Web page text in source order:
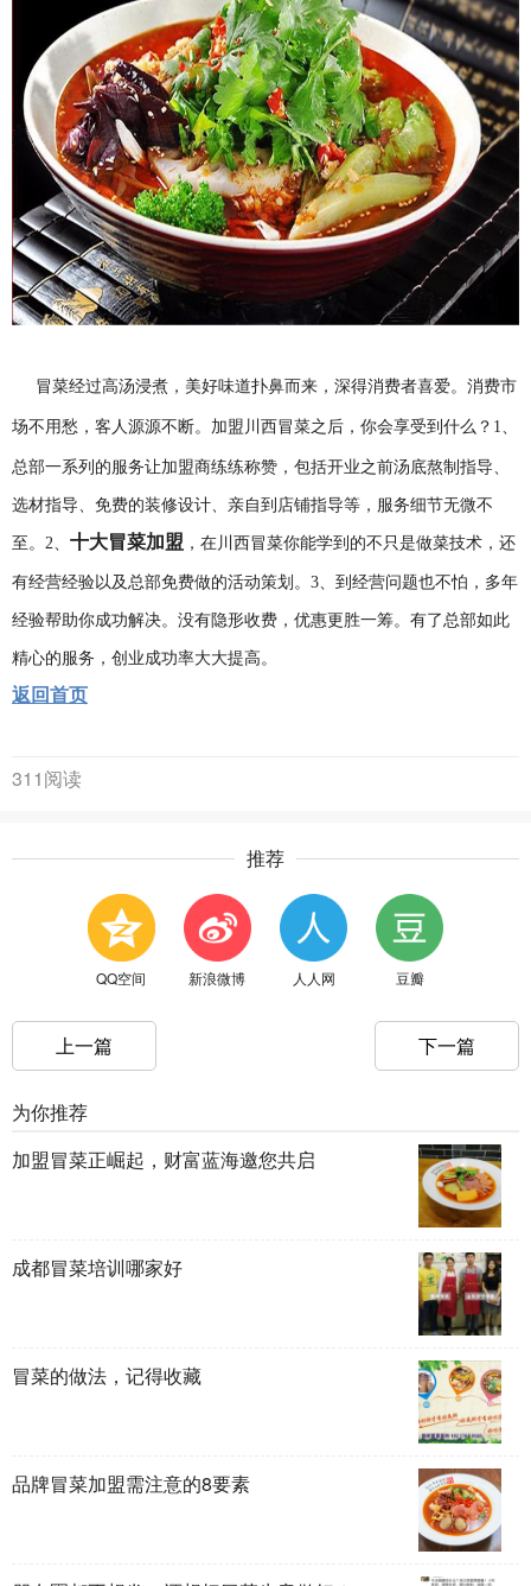
冒菜经过高汤浸煮，美好味道扑鼻而来，深得消费者喜爱。消费市
场不用愁，客人源源不断。加盟川西冒菜之后，你会享受到什么？ 1、
总部一系列的服务让加盟商练练称赞，包括开业之前汤底熬制指导、
选材指导、免费的装修设计、亲自到店铺指导等，服务细节无微不
至。2、 十大冒菜加盟 ，在川西冒菜你能学到的不只是做菜技术，还
有经营经验以及总部免费做的活动策划。3、到经营问题也不怕，多年
经验帮助你成功解决。没有隐形收费，优惠更胜一筹。有了总部如此
精心的服务，创业成功率大大提高。
返回首页
311阅读
推荐
QQ空间 新浪微博 人人网 豆瓣
上一篇 下一篇
为你推荐
加盟冒菜正崛起，财富蓝海邀您共启
成都冒菜培训哪家好
冒菜的做法，记得收藏
品牌冒菜加盟需注意的8要素